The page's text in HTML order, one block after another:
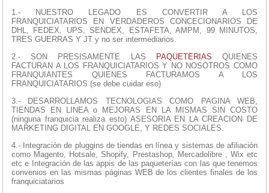
1.- NUESTRO LEGADO ES CONVERTIR A LOS
FRANQUICIATARIOS EN VERDADEROS CONCECIONARIOS DE
DHL, FEDEX, UPS, SENDEX, ESTAFETA, AMPM, 99 MINUTOS,
TRES GUERRAS Y JT y no ser intermediarios.
2.- SON PRESISAMENTE LAS
PAQUETERIAS QUIENES
FACTURAN A LOS FRANQUICIATARIOS Y NO NOSOTROS COMO
FRANQUIANTES QUIENES FACTURAMOS A LOS
FRANQUICIATARIOS (se debe cuidar eso)
3.- DESARROLLAMOS TECNOLOGIAS COMO PAGINA WEB,
TIENDAS EN LINEA o MEJORAS EN LA MISMAS SIN COSTO
(ninguna franquicia realiza esto) ASESORIA EN LA CREACION DE
MARKETING DIGITAL EN GOOGLE, Y REDES SOCIALES.
4.- Integración de pluggins de tiendas en línea y sistemas de afiliación
como Magento, Hotsale, Shopify, Prestashop, Mercadolibre , Wix etc
etc e Integración de las appis de las paqueterías con las que tenemos
convenios en las mismas páginas WEB de los clientes finales de los
franquiciatarios